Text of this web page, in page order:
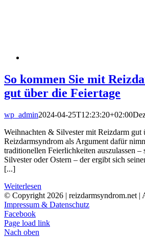
So kommen Sie mit
gut über die Feiertage
wp_admin2024-04-25T12:23:20+02:00
Weihnachten & Silvester mit Reizdarm gut
Reizdarmsyndrom als Argument dafür
traditionellen Feierlichkeiten auszulassen –
Silvester oder Ostern – der ergibt sich
[...]
Weiterlesen
© Copyright 2026 | reizdarmsyndrom.net |
Impressum & Datenschutz
Facebook
Page load link
Nach oben